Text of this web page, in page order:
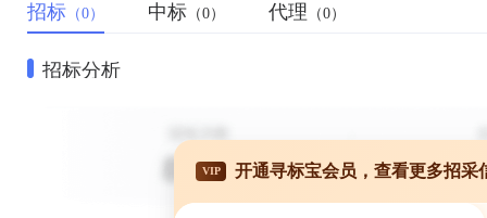
招标 （0） 中标 （0） 代理 （0）
招标分析
VIP 开通寻标宝会员，查看更多招采